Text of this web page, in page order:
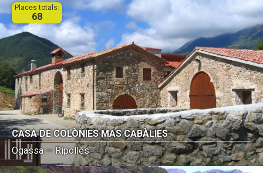
CASA DE COLÒNIES MAS CABÀLIES
Ogassa — Ripollès
Places totals:
68